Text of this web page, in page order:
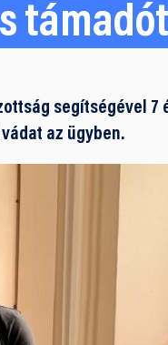
támadót
segítségével 7
az ügyben.